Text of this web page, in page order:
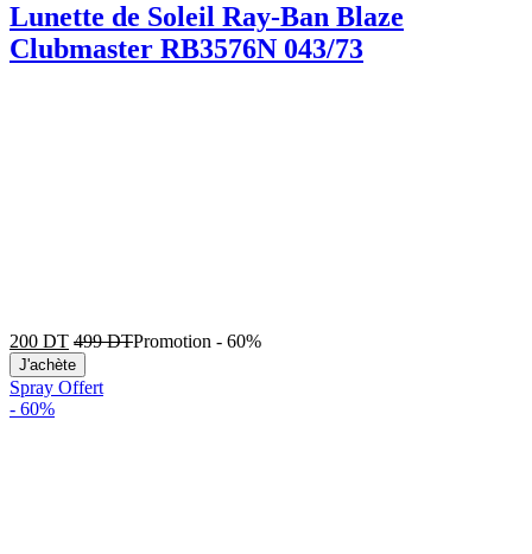
Lunette de Soleil Ray-Ban Blaze
Clubmaster RB3576N 043/73
200 DT 499DTPromotion - 60%
J'achète
Spray Offert
- 60%